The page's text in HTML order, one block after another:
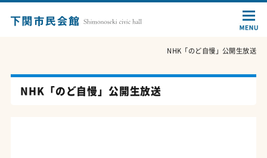
NHK「のど自慢」公開生放送
NHK「のど自慢」公開生放送